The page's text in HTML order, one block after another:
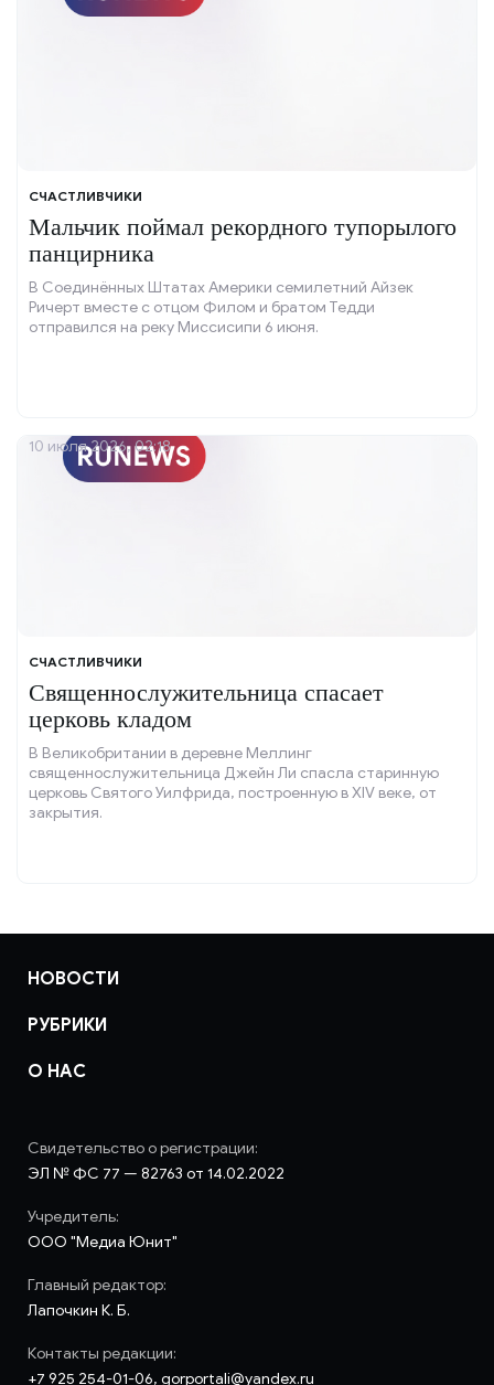
СЧАСТЛИВЧИКИ
Мальчик поймал рекордного тупорылого
панцирника
В Соединённых Штатах Америки семилетний Айзек
Ричерт вместе с отцом Филом и братом Тедди
отправился на реку Миссисипи 6 июня.
СЧАСТЛИВЧИКИ
Священнослужительница спасает
церковь кладом
В Великобритании в деревне Меллинг
священнослужительница Джейн Ли спасла старинную
церковь Святого Уилфрида, построенную в XIV веке, от
закрытия.
10 июля 2026, 02:18
НОВОСТИ
РУБРИКИ
О НАС
Свидетельство о регистрации:
ЭЛ № ФС 77 — 82763 от 14.02.2022
Учредитель:
ООО "Медиа Юнит"
Главный редактор:
Лапочкин К. Б.
Контакты редакции:
+7 925 254-01-06, gorportali@yandex.ru